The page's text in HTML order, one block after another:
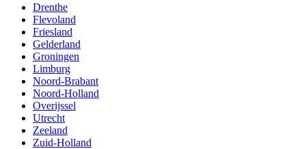
Drenthe
Flevoland
Friesland
Gelderland
Groningen
Limburg
Noord-Brabant
Noord-Holland
Overijssel
Utrecht
Zeeland
Zuid-Holland